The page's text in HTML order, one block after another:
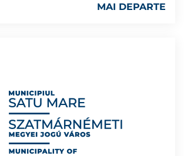
MAI DEPARTE